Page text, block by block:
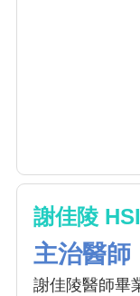
謝佳陵
主治醫師
謝佳陵醫師畢